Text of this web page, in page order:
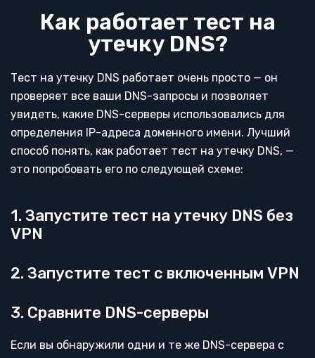
Как работает тест на
утечку DNS?
Тест на утечку DNS работает очень просто — он
проверяет все ваши DNS-запросы и позволяет
увидеть, какие DNS-серверы использовались для
определения IP-адреса доменного имени. Лучший
способ понять, как работает тест на утечку DNS, —
это попробовать его по следующей схеме:
1. Запустите тест на утечку DNS без
VPN
2. Запустите тест с включенным VPN
3. Сравните DNS-серверы
Если вы обнаружили одни и те же DNS-сервера с